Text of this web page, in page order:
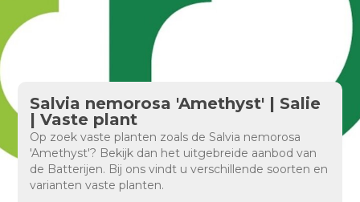
Salvia nemorosa 'Amethyst' | Salie
| Vaste plant
Op zoek vaste planten zoals de Salvia nemorosa
'Amethyst'? Bekijk dan het uitgebreide aanbod van
de Batterijen. Bij ons vindt u verschillende soorten en
varianten vaste planten.